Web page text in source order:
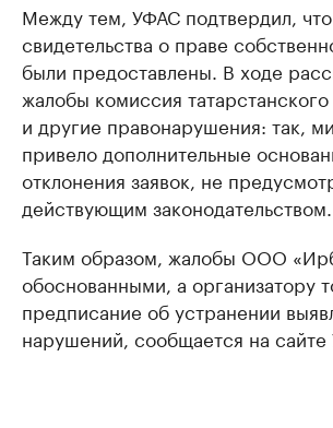
Между тем, УФАС подтвердил, что
свидетельства о праве
были предоставлены. В ходе
жалобы комиссия
и другие правонарушения: так,
привело дополнительные
отклонения заявок, не
действующим законодательством.
Таким образом, жалобы ООО
обоснованными, а организатору
предписание об устранении
нарушений, сообщается на